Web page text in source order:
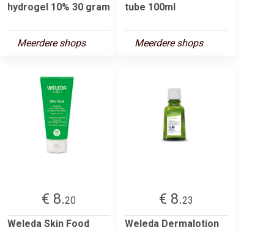
hydrogel 10% 30 gram
Meerdere shops
tube 100ml
Meerdere shops
€ 8.20
Weleda Skin Food
€ 8.23
Weleda Dermalotion